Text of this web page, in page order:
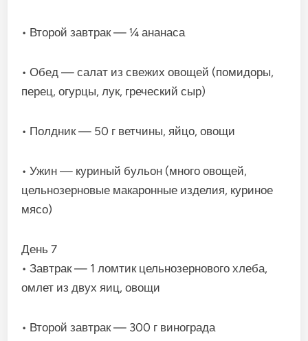
• Второй завтрак — ¼ ананаса
• Обед — салат из свежих овощей (помидоры,
перец, огурцы, лук, греческий сыр)
• Полдник — 50 г ветчины, яйцо, овощи
• Ужин — куриный бульон (много овощей,
цельнозерновые макаронные изделия, куриное
мясо)
День 7
• Завтрак — 1 ломтик цельнозернового хлеба,
омлет из двух яиц, овощи
• Второй завтрак — 300 г винограда